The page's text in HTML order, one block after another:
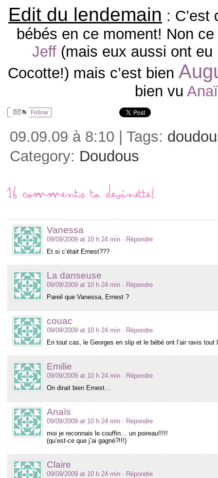
Edit du lendemain : C’est
bébés en ce moment! Non
Jeff (mais eux aussi ont
Cocotte!) mais c’est bien
bien vu
Follow
09.09.09 à 8:10 | Tags:
Category: Doudous
16 comments to Devinette!
Vanessa
09/09/2009 at 10 h 24 min · Répondre
Et si c’était Ernest???
La danseuse
09/09/2009 at 10 h 24 min · Répondre
Pareil que Vanessa, Ernest ?
couac
09/09/2009 at 10 h 24 min · Répondre
En tout cas, le Georges en slip et le bébé ont l’air ravis tout
Emilie
09/09/2009 at 10 h 24 min · Répondre
On dirait bien Ernest…
Anaïs
09/09/2009 at 10 h 24 min · Répondre
moi je reconnais le couffin… un poireau!!!!!
(qu’est-ce que j’ai gagné?!!!)
Claire
09/09/2009 at 10 h 24 min · Répondre